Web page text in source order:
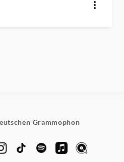
Grammophon